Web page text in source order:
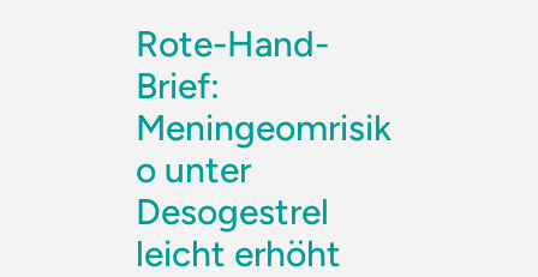
Rote-Hand-
Brief:
Meningeomrisik
o unter
Desogestrel
leicht erhöht